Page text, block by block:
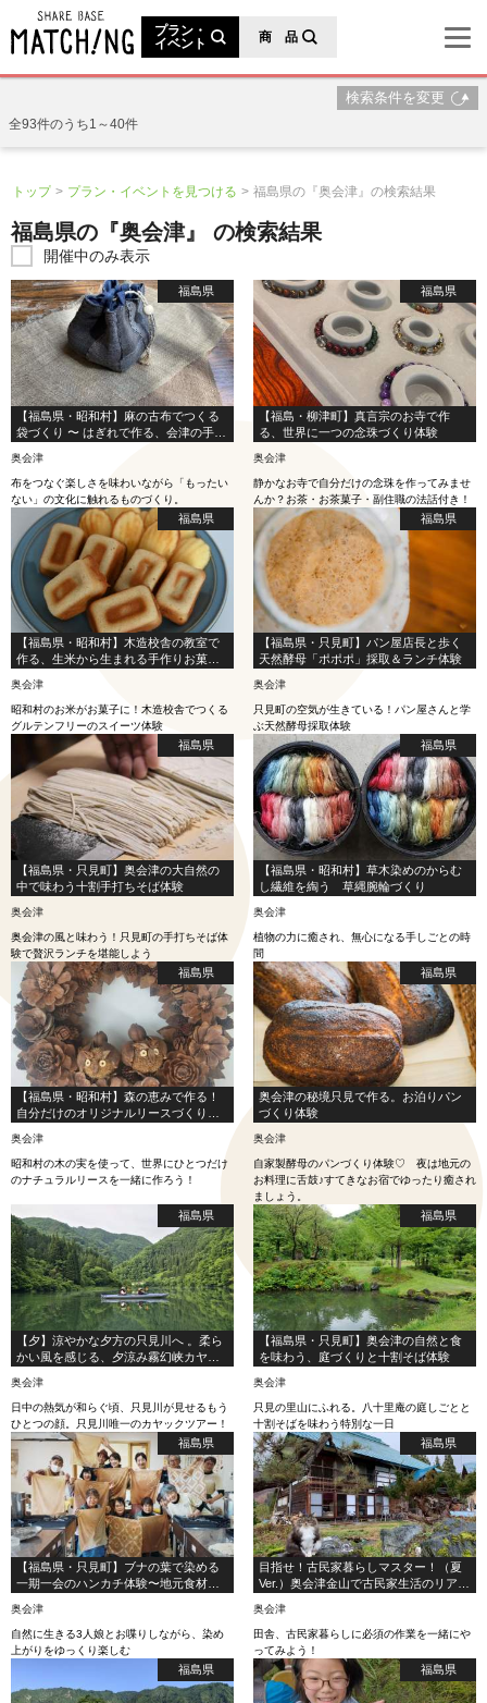
プラン・
イベント
商 品
検索条件を変更
全93件のうち1～40件
トップ プラン・イベントを見つける 福島県の『奥会津』の検索結果
福島県の『奥会津』 の検索結果
開催中のみ表示
福島県
【福島県・昭和村】麻の古布でつくる
袋づくり 〜 はぎれで作る、会津の手仕
奥会津
布をつなぐ楽しさを味わいながら「もったい
ない」の文化に触れるものづくり。
福島県
【福島・柳津町】真言宗のお寺で作
る、世界に一つの念珠づくり体験
奥会津
静かなお寺で自分だけの念珠を作ってみませ
んか？お茶・お茶菓子・副住職の法話付き！
福島県
【福島県・昭和村】木造校舎の教室で
作る、生米から生まれる手作りお菓子
奥会津
昭和村のお米がお菓子に！木造校舎でつくる
グルテンフリーのスイーツ体験
福島県
【福島県・只見町】パン屋店長と歩く
天然酵母「ポポポ」採取＆ランチ体験
奥会津
只見町の空気が生きている！パン屋さんと学
ぶ天然酵母採取体験
福島県
【福島県・只見町】奥会津の大自然の
中で味わう十割手打ちそば体験
奥会津
奥会津の風と味わう！只見町の手打ちそば体
験で贅沢ランチを堪能しよう
福島県
【福島県・昭和村】草木染めのからむ
し繊維を綯う 草縄腕輪づくり
奥会津
植物の力に癒され、無心になる手しごとの時
間
福島県
【福島県・昭和村】森の恵みで作る！
自分だけのオリジナルリースづくり体
奥会津
昭和村の木の実を使って、世界にひとつだけ
のナチュラルリースを一緒に作ろう！
福島県
奥会津の秘境只見で作る。お泊りパン
づくり体験
奥会津
自家製酵母のパンづくり体験♡ 夜は地元の
お料理に舌鼓♪すてきなお宿でゆったり癒され
ましょう。
福島県
【夕】涼やかな夕方の只見川へ 。柔ら
かい風を感じる、夕涼み霧幻峡カヤッ
奥会津
日中の熱気が和らぐ頃、只見川が見せるもう
ひとつの顔。只見川唯一のカヤックツアー！
福島県
【福島県・只見町】奥会津の自然と食
を味わう、庭づくりと十割そば体験
奥会津
只見の里山にふれる。八十里庵の庭しごとと
十割そばを味わう特別な一日
福島県
【福島県・只見町】ブナの葉で染める
一期一会のハンカチ体験〜地元食材を
奥会津
自然に生きる3人娘とお喋りしながら、染め
上がりをゆっくり楽しむ
福島県
目指せ！古民家暮らしマスター！（夏
Ver.）奥会津金山で古民家生活のリアル
奥会津
田舎、古民家暮らしに必須の作業を一緒にや
ってみよう！
福島県 福島県